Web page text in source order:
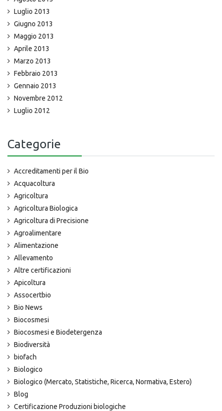
Luglio 2013
Giugno 2013
Maggio 2013
Aprile 2013
Marzo 2013
Febbraio 2013
Gennaio 2013
Novembre 2012
Luglio 2012
Categorie
Accreditamenti per il Bio
Acquacoltura
Agricoltura
Agricoltura Biologica
Agricoltura di Precisione
Agroalimentare
Alimentazione
Allevamento
Altre certificazioni
Apicoltura
Assocertbio
Bio News
Biocosmesi
Biocosmesi e Biodetergenza
Biodiversità
biofach
Biologico
Biologico (Mercato, Statistiche, Ricerca, Normativa, Estero)
Blog
Certificazione Produzioni biologiche